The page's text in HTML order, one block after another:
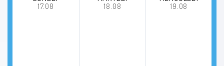
17.08 18.08 19.08